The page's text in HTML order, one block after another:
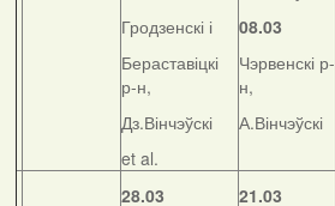
Гродзенскі і
Бераставіцкі
р-н,
Дз.Вінчэўскі
et al.
08.03
Чэрвенскі р-
н,
А.Вінчэўскі
28.03
21.03